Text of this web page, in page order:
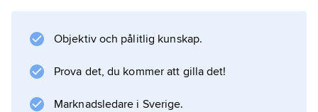
Västergötland samt på Öland. Se
; jämför
geologisk tidsskala
Objektiv och pålitlig kunskap.
Prova det, du kommer att gilla det!
Marknadsledare i Sverige.